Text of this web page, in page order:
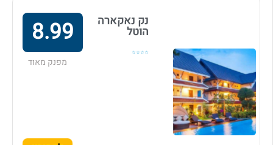
נק נאקארה
הוטל
⭐⭐⭐⭐
8.99
מפנק מאוד